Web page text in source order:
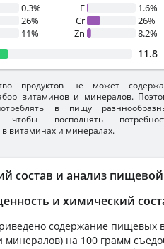
состав и анализ
и химический
содержание пищевых
минералов) на 100 грамм
0.3%
26%
11%
F
1.6%
Cr
26%
Zn
8.2%
11.8
продуктов не может
витаминов и минералов.
в пищу
чтобы восполнять
в витаминах и минералах.